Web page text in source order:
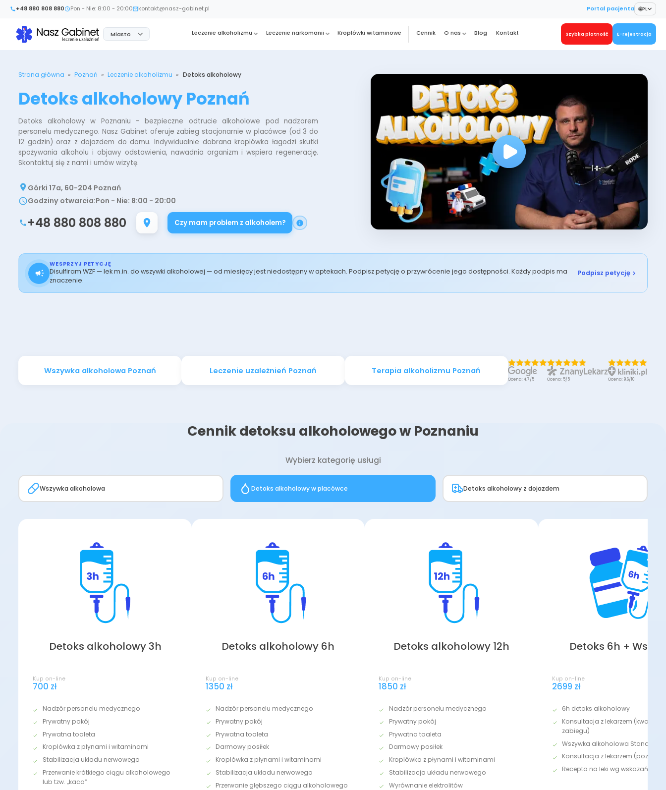
+48 880 808 880 Pon - Nie: 8:00 - 20:00 kontakt@nasz-gabinet.pl Portal pacjenta 🌐PL
Miasto Leczenie alkoholizmu Leczenie narkomanii Kroplówki witaminowe Cennik O nas Blog Kontakt Szybka płatność E-rejestracja
Strona główna » Poznań » Leczenie alkoholizmu » Detoks alkoholowy
Detoks alkoholowy Poznań
Detoks alkoholowy w Poznaniu - bezpieczne odtrucie alkoholowe pod nadzorem
personelu medycznego. Nasz Gabinet oferuje zabieg stacjonarnie w placówce (od 3 do
12 godzin) oraz z dojazdem do domu. Indywidualnie dobrana kroplówka łagodzi skutki
spożywania alkoholu i objawy odstawienia, nawadnia organizm i wspiera regenerację.
Skontaktuj się z nami i umów wizytę.
Górki 17a, 60-204 Poznań
Godziny otwarcia:Pon - Nie: 8:00 - 20:00
+48 880 808 880 Czy mam problem z alkoholem?
WESPRZYJ PETYCJĘ
Disulfiram WZF — lek m.in. do wszywki alkoholowej — od miesięcy jest niedostępny w aptekach. Podpisz petycję o przywrócenie jego dostępności. Każdy podpis ma
znaczenie.
Podpisz petycję
Wszywka alkoholowa Poznań Leczenie uzależnień Poznań Terapia alkoholizmu Poznań
Ocena: 4.7/5 Ocena: 5/5 Ocena: 9.6/10
Cennik detoksu alkoholowego w Poznaniu
Wybierz kategorię usługi
Wszywka alkoholowa Detoks alkoholowy w placówce Detoks alkoholowy z dojazdem
Detoks alkoholowy 3h
Kup on-line
700 zł
Nadzór personelu medycznego
Prywatny pokój
Prywatna toaleta
Kroplówka z płynami i witaminami
Stabilizacja układu nerwowego
Przerwanie krótkiego ciągu alkoholowego
lub tzw. „kaca”
Detoks alkoholowy 6h
Kup on-line
1350 zł
Nadzór personelu medycznego
Prywatny pokój
Prywatna toaleta
Darmowy posiłek
Kroplówka z płynami i witaminami
Stabilizacja układu nerwowego
Przerwanie głębszego ciągu alkoholowego
Detoks alkoholowy 12h
Kup on-line
1850 zł
Nadzór personelu medycznego
Prywatny pokój
Prywatna toaleta
Darmowy posiłek
Kroplówka z płynami i witaminami
Stabilizacja układu nerwowego
Wyrównanie elektrolitów
Detoks 6h +
Kup on-line
2699 zł
6h detoks alkoholowy
Konsultacja z lekarzem
zabiegu)
Wszywka alkoholowa Standard
Konsultacja z lekarzem
Recepta na leki wg wskazań